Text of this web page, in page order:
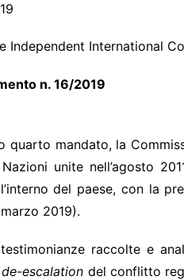
Independent International
n. 16/2019
quarto mandato, la
unite nell’agosto
del paese, con la
2019).
raccolte e
de-escalation del conflitto